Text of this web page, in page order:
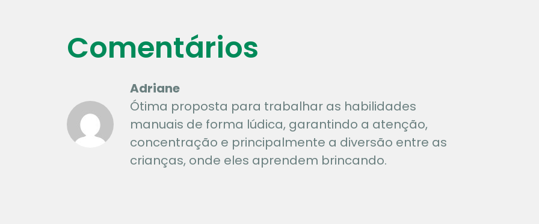
Comentários
Adriane
Ótima proposta para trabalhar as habilidades
manuais de forma lúdica, garantindo a atenção,
concentração e principalmente a diversão entre as
crianças, onde eles aprendem brincando.